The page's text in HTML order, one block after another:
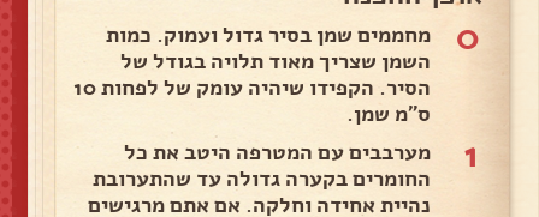
0
מחממים שמן בסיר גדול ועמוק. כמות
השמן שצריך מאוד תלויה בגודל של
הסיר. הקפידו שיהיה עומק של לפחות 10
ס״מ שמן.
1
מערבבים עם המטרפה היטב את כל
החומרים בקערה גדולה עד שהתערובת
נהיית אחידה וחלקה. אם אתם מרגישים